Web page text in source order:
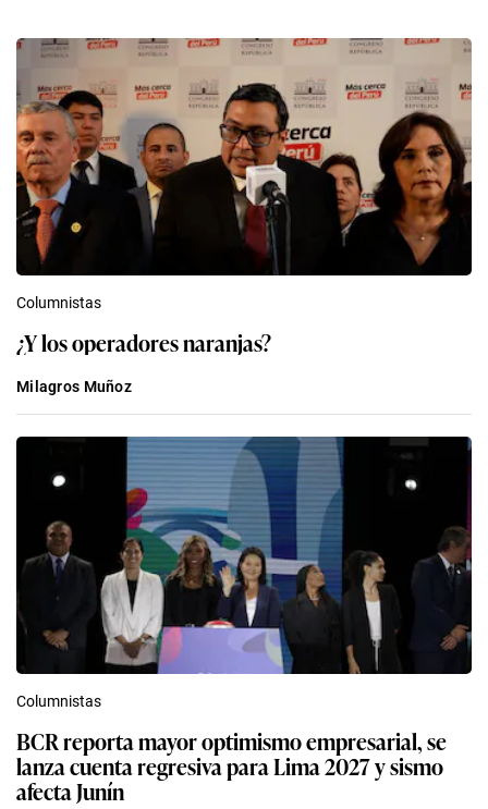
Columnistas
¿Y los operadores naranjas?
Milagros Muñoz
Columnistas
BCR reporta mayor optimismo empresarial, se
lanza cuenta regresiva para Lima 2027 y sismo
afecta Junín